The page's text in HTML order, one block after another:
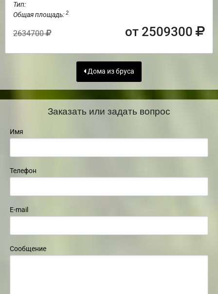
Тип:
Общая площадь: 2
2634700 от 2509300
Дома из бруса
Заказать или задать вопрос
Имя
Телефон
E-mail
Сообщение